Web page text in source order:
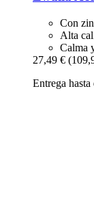
Con
Alta
Calma
27,49 €
Entrega